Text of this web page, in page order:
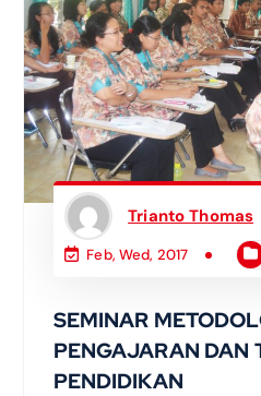
Trianto Thomas
Feb, Wed, 2017
SEMINAR
PENGAJARAN DAN
PENDIDIKAN